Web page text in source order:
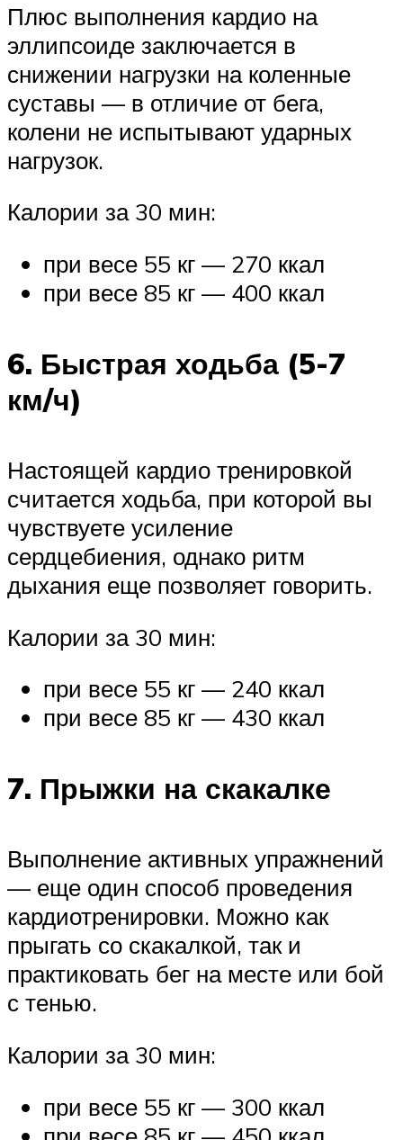
Плюс выполнения кардио на
эллипсоиде заключается в
снижении нагрузки на коленные
суставы — в отличие от бега,
колени не испытывают ударных
нагрузок.
Калории за 30 мин:
при весе 55 кг — 270 ккал
при весе 85 кг — 400 ккал
6. Быстрая ходьба (5-7
км/ч)
Настоящей кардио тренировкой
считается ходьба, при которой вы
чувствуете усиление
сердцебиения, однако ритм
дыхания еще позволяет говорить.
Калории за 30 мин:
при весе 55 кг — 240 ккал
при весе 85 кг — 430 ккал
7. Прыжки на скакалке
Выполнение активных упражнений
— еще один способ проведения
кардиотренировки. Можно как
прыгать со скакалкой, так и
практиковать бег на месте или бой
с тенью.
Калории за 30 мин:
при весе 55 кг — 300 ккал